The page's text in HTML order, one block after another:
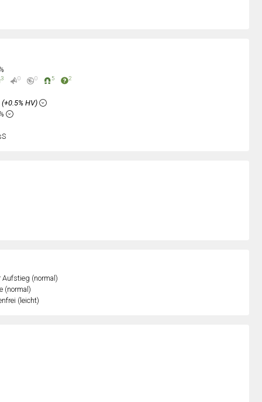
Aufstieg (normal)
(normal)
(leicht)
3 0 0 5 2
(+0.5% HV)